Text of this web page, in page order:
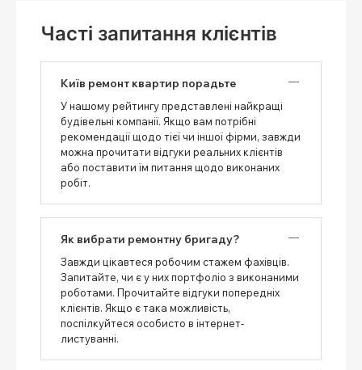
Часті запитання клієнтів
Київ ремонт квартир порадьте
У нашому рейтингу представлені найкращі
будівельні компанії. Якщо вам потрібні
рекомендації щодо тієї чи іншої фірми, завжди
можна прочитати відгуки реальних клієнтів
або поставити їм питання щодо виконаних
робіт.
Як вибрати ремонтну бригаду?
Завжди цікавтеся робочим стажем фахівців.
Запитайте, чи є у них портфоліо з виконаними
роботами. Прочитайте відгуки попередніх
клієнтів. Якщо є така можливість,
поспілкуйтеся особисто в інтернет-
листуванні.